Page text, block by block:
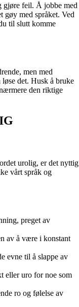
gjøre feil. Å jobbe med
gøy med språket. Ved
til slutt komme
men med
det. Husk å bruke
den riktige
urolig, er det nyttig
vårt språk og
preget av
av å være i konstant
evne til å slappe av
eller uro for noe som
ro og følelse av